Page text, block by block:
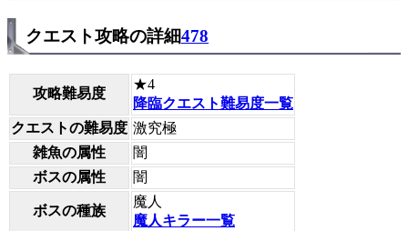
クエスト攻略の詳細478
攻略難易度
★4
降臨クエスト難易度一覧
クエストの難易度 激究極
雑魚の属性
闇
ボスの属性
闇
ボスの種族
魔人
魔人キラー一覧